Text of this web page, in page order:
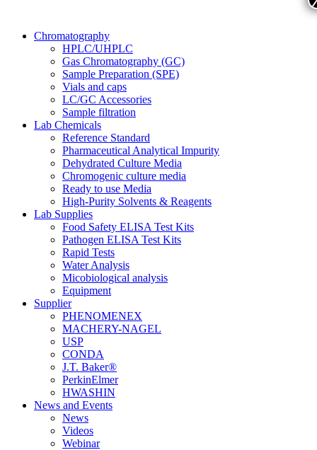
Chromatography
HPLC/UHPLC
Gas Chromatography (GC)
Sample Preparation (SPE)
Vials and caps
LC/GC Accessories
Sample filtration
Lab Chemicals
Reference Standard
Pharmaceutical Analytical Impurity
Dehydrated Culture Media
Chromogenic culture media
Ready to use Media
High-Purity Solvents & Reagents
Lab Supplies
Food Safety ELISA Test Kits
Pathogen ELISA Test Kits
Rapid Tests
Water Analysis
Micobiological analysis
Equipment
Supplier
PHENOMENEX
MACHERY-NAGEL
USP
CONDA
J.T. Baker®
PerkinElmer
HWASHIN
News and Events
News
Videos
Webinar